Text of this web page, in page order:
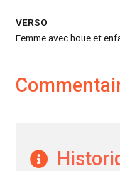
VERSO
Femme avec houe et